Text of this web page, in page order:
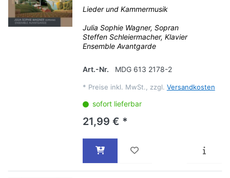
Lieder und Kammermusik
Julia Sophie Wagner, Sopran
Steffen Schleiermacher, Klavier
Ensemble Avantgarde
Art.-Nr. MDG 613 2178-2
* Preise inkl. MwSt., zzgl. Versandkosten
sofort lieferbar
21,99 € *